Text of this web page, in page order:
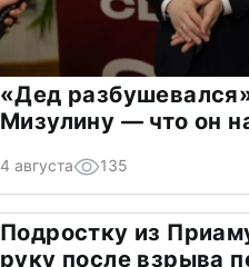
«Дед
Мизулину — что он
4 августа 135
Подростку из
руку после взрыва